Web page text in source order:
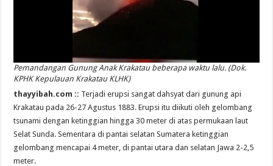
Pemandangan Gunung Anak Krakatau beberapa waktu lalu. (Dok.
KPHK Kepulauan Krakatau KLHK)
thayyibah.com :: Terjadi erupsi sangat dahsyat dari gunung api
Krakatau pada 26-27 Agustus 1883. Erupsi itu diikuti oleh gelombang
tsunami dengan ketinggian hingga 30 meter di atas permukaan laut
Selat Sunda. Sementara di pantai selatan Sumatera ketinggian
gelombang mencapai 4 meter, di pantai utara dan selatan Jawa 2-2,5
meter.